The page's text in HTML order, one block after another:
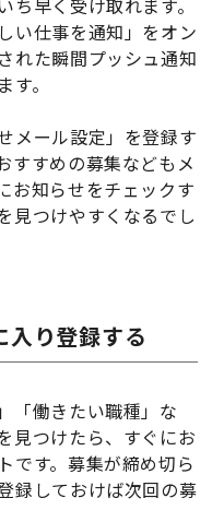
い仕事を通知」をオン
れた瞬間プッシュ通知
。
メール設定」を登録す
すすめの募集などもメ
お知らせをチェックす
見つけやすくなるでし
入り登録する
「働きたい職種」な
見つけたら、すぐにお
です。募集が締め切ら
録しておけば次回の募